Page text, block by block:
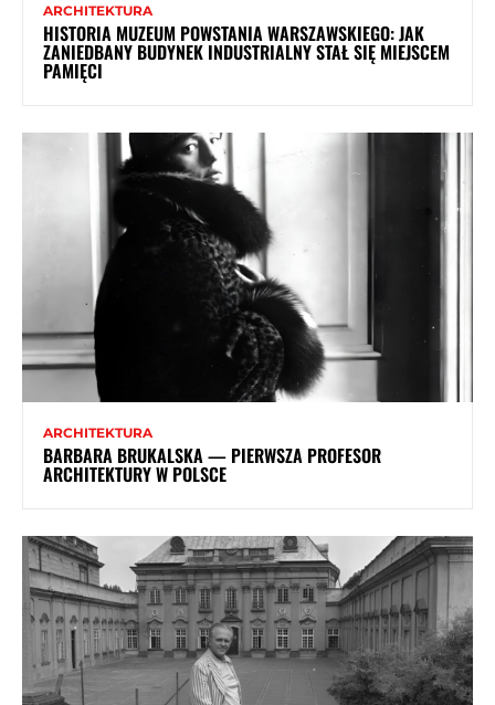
ARCHITEKTURA
HISTORIA MUZEUM POWSTANIA WARSZAWSKIEGO: JAK
ZANIEDBANY BUDYNEK INDUSTRIALNY STAŁ SIĘ MIEJSCEM
PAMIĘCI
ARCHITEKTURA
BARBARA BRUKALSKA — PIERWSZA PROFESOR
ARCHITEKTURY W POLSCE